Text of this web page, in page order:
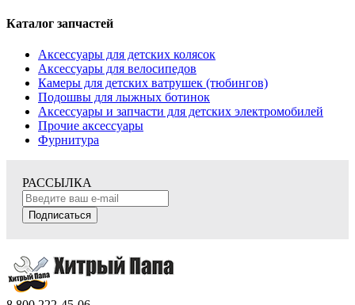
Каталог запчастей
Аксессуары для детских колясок
Аксессуары для велосипедов
Камеры для детских ватрушек (тюбингов)
Подошвы для лыжных ботинок
Аксессуары и запчасти для детских электромобилей
Прочие аксессуары
Фурнитура
РАССЫЛКА
Подписаться